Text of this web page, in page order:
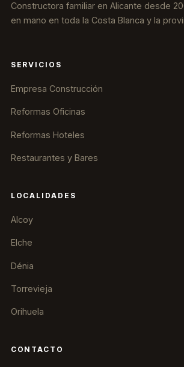
Constructora familiar en Alicante desde
en mano en toda la Costa Blanca y la
SERVICIOS
Empresa Construcción
Reformas Oficinas
Reformas Hoteles
Restaurantes y Bares
LOCALIDADES
Alcoy
Elche
Dénia
Torrevieja
Orihuela
CONTACTO